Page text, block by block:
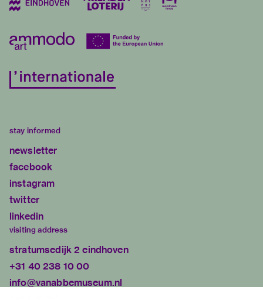
stay informed
newsletter
facebook
instagram
twitter
linkedin
visiting address
stratumsedijk 2 eindhoven
+31 40 238 10 00
info@vanabbemuseum.nl